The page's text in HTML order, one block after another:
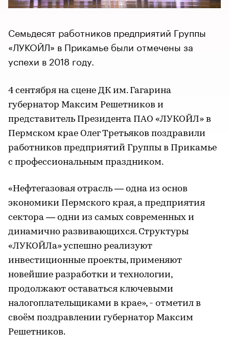
Семьдесят работников предприятий Группы
«ЛУКОЙЛ» в Прикамье были отмечены за
успехи в 2018 году.
4 сентября на сцене ДК им. Гагарина
губернатор Максим Решетников и
представитель Президента ПАО «ЛУКОЙЛ» в
Пермском крае Олег Третьяков поздравили
работников предприятий Группы в Прикамье
с профессиональным праздником.
«Нефтегазовая отрасль — одна из основ
экономики Пермского края, а предприятия
сектора — одни из самых современных и
динамично развивающихся. Структуры
«ЛУКОЙЛа» успешно реализуют
инвестиционные проекты, применяют
новейшие разработки и технологии,
продолжают оставаться ключевыми
налогоплательщиками в крае», - отметил в
своём поздравлении губернатор Максим
Решетников.